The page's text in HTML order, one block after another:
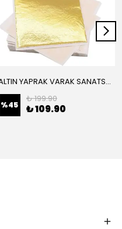
ALTIN YAPRAK VARAK SANATSAL BÜYÜK BOY FOLYO EPOKSİ REÇİNE NAİL ART 8 ADET ALTIN RENK 14X14 CM
%45
₺ 199.90
₺ 109.90